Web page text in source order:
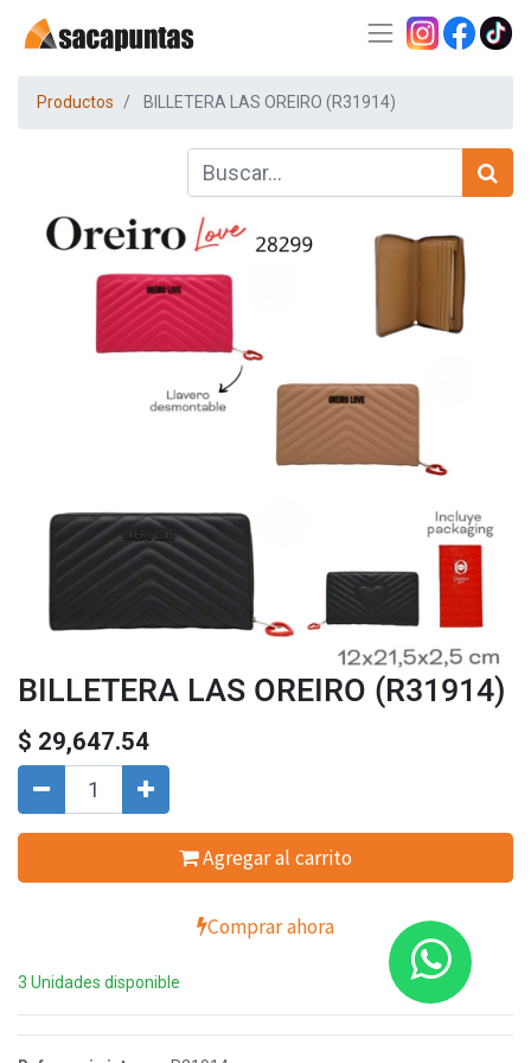
Productos BILLETERA LAS OREIRO (R31914)
BILLETERA LAS OREIRO (R31914)
$ 29,647.54
Agregar al carrito
Comprar ahora
3 Unidades disponible